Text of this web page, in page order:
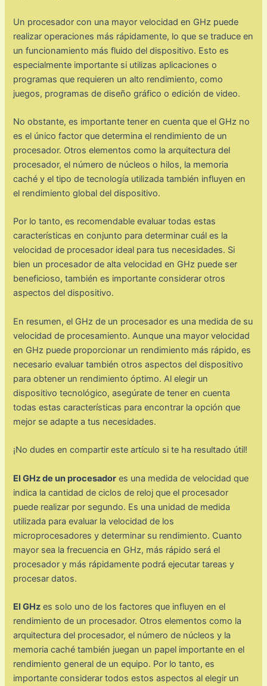
Un procesador con una mayor velocidad en GHz puede
realizar operaciones más rápidamente, lo que se traduce en
un funcionamiento más fluido del dispositivo. Esto es
especialmente importante si utilizas aplicaciones o
programas que requieren un alto rendimiento, como
juegos, programas de diseño gráfico o edición de video.
No obstante, es importante tener en cuenta que el GHz no
es el único factor que determina el rendimiento de un
procesador. Otros elementos como la arquitectura del
procesador, el número de núcleos o hilos, la memoria
caché y el tipo de tecnología utilizada también influyen en
el rendimiento global del dispositivo.
Por lo tanto, es recomendable evaluar todas estas
características en conjunto para determinar cuál es la
velocidad de procesador ideal para tus necesidades. Si
bien un procesador de alta velocidad en GHz puede ser
beneficioso, también es importante considerar otros
aspectos del dispositivo.
En resumen, el GHz de un procesador es una medida de su
velocidad de procesamiento. Aunque una mayor velocidad
en GHz puede proporcionar un rendimiento más rápido, es
necesario evaluar también otros aspectos del dispositivo
para obtener un rendimiento óptimo. Al elegir un
dispositivo tecnológico, asegúrate de tener en cuenta
todas estas características para encontrar la opción que
mejor se adapte a tus necesidades.
¡No dudes en compartir este artículo si te ha resultado útil!
El GHz de un procesador es una medida de velocidad que
indica la cantidad de ciclos de reloj que el procesador
puede realizar por segundo. Es una unidad de medida
utilizada para evaluar la velocidad de los
microprocesadores y determinar su rendimiento. Cuanto
mayor sea la frecuencia en GHz, más rápido será el
procesador y más rápidamente podrá ejecutar tareas y
procesar datos.
El GHz es solo uno de los factores que influyen en el
rendimiento de un procesador. Otros elementos como la
arquitectura del procesador, el número de núcleos y la
memoria caché también juegan un papel importante en el
rendimiento general de un equipo. Por lo tanto, es
importante considerar todos estos aspectos al elegir un